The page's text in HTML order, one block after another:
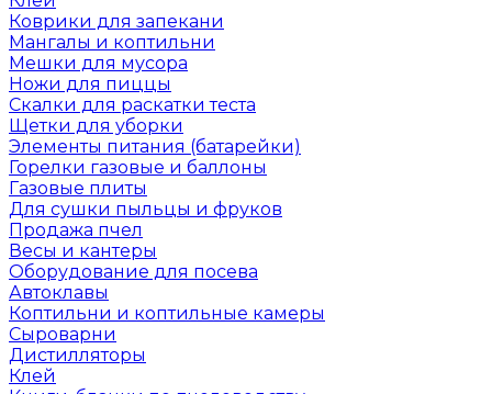
Коврики для запекани
Мангалы и коптильни
Мешки для мусора
Ножи для пиццы
Скалки для раскатки теста
Щетки для уборки
Элементы питания (батарейки)
Горелки газовые и баллоны
Газовые плиты
Для сушки пыльцы и фруков
Продажа пчел
Весы и кантеры
Оборудование для посева
Автоклавы
Коптильни и коптильные камеры
Сыроварни
Дистилляторы
Клей